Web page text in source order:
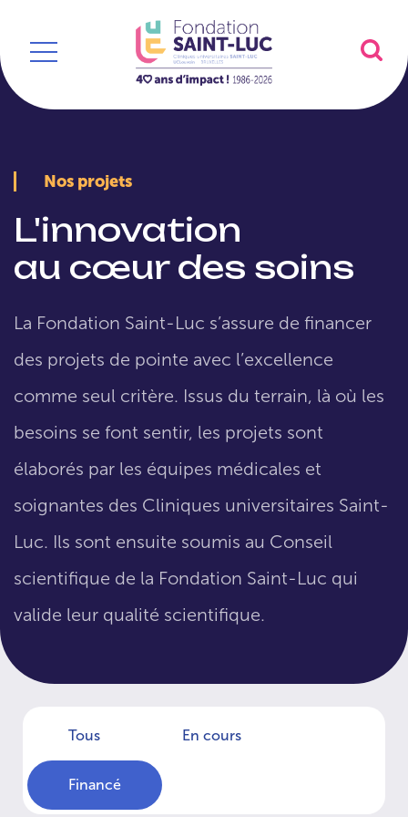
Nos projets
L'innovation
au cœur des soins
La Fondation Saint-Luc s’assure de financer
des projets de pointe avec l’excellence
comme seul critère. Issus du terrain, là où les
besoins se font sentir, les projets sont
élaborés par les équipes médicales et
soignantes des Cliniques universitaires Saint-
Luc. Ils sont ensuite soumis au Conseil
scientifique de la Fondation Saint-Luc qui
valide leur qualité scientifique.
Tous En cours
Financé